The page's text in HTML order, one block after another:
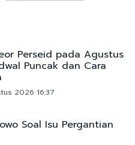
Perseid pada Agustus
Puncak dan Cara
2026 16:37
Soal Isu Pergantian